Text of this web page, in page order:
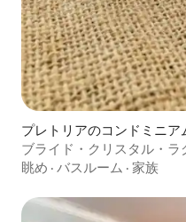
プレトリアのコンドミニア
ブライド・クリスタル・ラ
ホテル
眺め · バスルーム · 家族